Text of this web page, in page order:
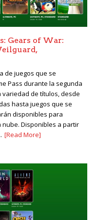
Gears of War:
de juegos que se
Pass durante la segunda
variedad de títulos, desde
hasta juegos que se
disponibles para
nube. Disponibles a partir
[Read More]